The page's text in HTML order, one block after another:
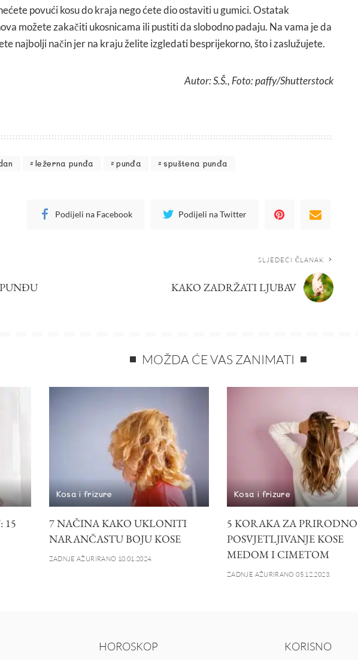
povući kosu do kraja nego ćete dio ostaviti u gumici. Ostatak
možete zakačiti ukosnicama ili pustiti da slobodno padaju. Na vama je da
najbolji način jer na kraju želite izgledati besprijekorno, što i zaslužujete.
Autor: S.Š., Foto: paffy/Shutterstock
ležerna punđa punđa spuštena punđa
Podijeli na Facebook Podijeli na Twitter
SLJEDEĆI ČLANAK
KAKO ZADRŽATI LJUBAV
MOŽDA ĆE VAS ZANIMATI
15
Kosa i frizure
7 NAČINA KAKO UKLONITI
NARANČASTU BOJU KOSE
ZADNJE AŽURIRANO 10.01.2024.
Kosa i frizure
5 KORAKA ZA PRIRODNO
POSVJETLJIVANJE KOSE
MEDOM I CIMETOM
ZADNJE AŽURIRANO 05.12.2023.
HOROSKOP KORISNO